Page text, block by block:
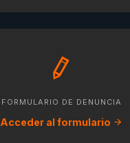
FORMULARIO DE DENUNCIA
Acceder al formulario